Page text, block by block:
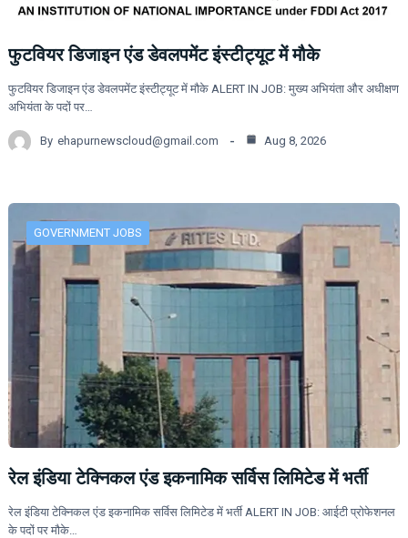
फुटवियर डिजाइन एंड डेवलपमेंट इंस्टीट्यूट में मौके
फुटवियर डिजाइन एंड डेवलपमेंट इंस्टीट्यूट में मौके ALERT IN JOB: मुख्य अभियंता और अधीक्षण
अभियंता के पदों पर…
By ehapurnewscloud@gmail.com Aug 8, 2026
GOVERNMENT JOBS
रेल इंडिया टेक्निकल एंड इकनामिक सर्विस लिमिटेड में भर्ती
रेल इंडिया टेक्निकल एंड इकनामिक सर्विस लिमिटेड में भर्ती ALERT IN JOB: आईटी प्रोफेशनल
के पदों पर मौके…